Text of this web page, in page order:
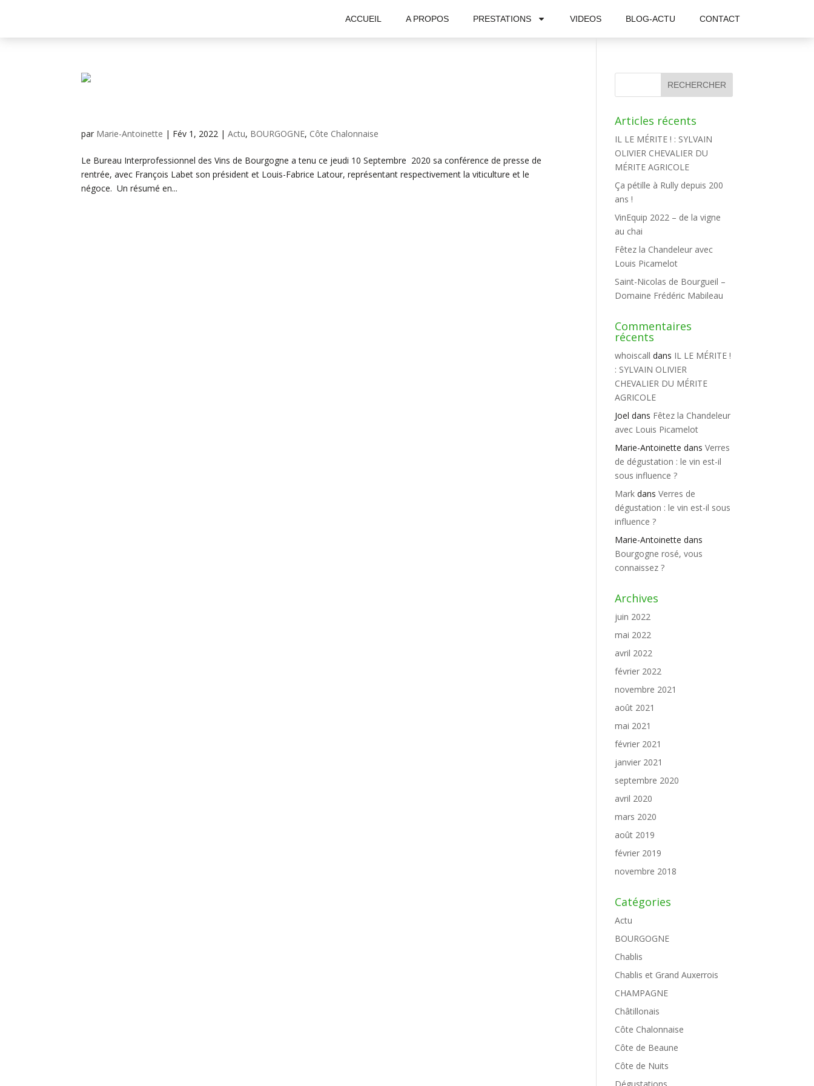
ACCUEIL A PROPOS PRESTATIONS VIDEOS BLOG-ACTU CONTACT
par Marie-Antoinette | Fév 1, 2022 |Actu, BOURGOGNE, Côte Chalonnaise
Le Bureau Interprofessionnel des Vins de Bourgogne a tenu ce jeudi 10 Septembre 2020 sa conférence de presse de
rentrée, avec François Labet son président et Louis-Fabrice Latour, représentant respectivement la viticulture et le
négoce. Un résumé en...
Articles récents
IL LE MÉRITE ! : SYLVAIN
OLIVIER CHEVALIER DU
MÉRITE AGRICOLE
Ça pétille à Rully depuis 200
ans !
VinEquip 2022 – de la vigne
au chai
Fêtez la Chandeleur avec
Louis Picamelot
Saint-Nicolas de Bourgueil –
Domaine Frédéric Mabileau
Commentaires
récents
whoiscall dans IL LE MÉRITE !
: SYLVAIN OLIVIER
CHEVALIER DU MÉRITE
AGRICOLE
Joel dans Fêtez la Chandeleur
avec Louis Picamelot
Marie-Antoinette dansVerres
de dégustation : le vin est-il
sous influence ?
Mark dansVerres de
dégustation : le vin est-il sous
influence ?
Marie-Antoinette dans
Bourgogne rosé, vous
connaissez ?
Archives
juin 2022
mai 2022
avril 2022
février 2022
novembre 2021
août 2021
mai 2021
février 2021
janvier 2021
septembre 2020
avril 2020
mars 2020
août 2019
février 2019
novembre 2018
Catégories
Actu
BOURGOGNE
Chablis
Chablis et Grand Auxerrois
CHAMPAGNE
Châtillonais
Côte Chalonnaise
Côte de Beaune
Côte de Nuits